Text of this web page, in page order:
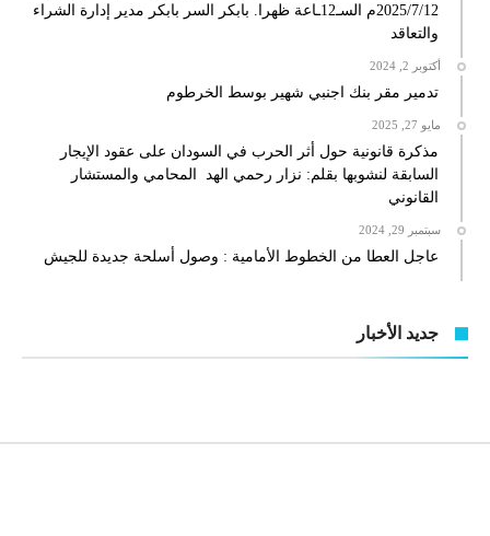
2025/7/12م السـ12ـاعة ظهرا. بابكر السر بابكر مدير إدارة الشراء
والتعاقد
أكتوبر 2, 2024
تدمير مقر بنك اجنبي شهير بوسط الخرطوم
مايو 27, 2025
مذكرة قانونية حول أثر الحرب في السودان على عقود الإيجار
السابقة لنشوبها بقلم: نزار رحمي الهد المحامي والمستشار
القانوني
سبتمبر 29, 2024
عاجل العطا من الخطوط الأمامية : وصول أسلحة جديدة للجيش
جديد الأخبار